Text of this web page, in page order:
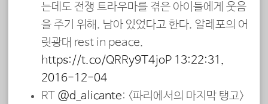
는데도 전쟁 트라우마를 겪은 아이들에게 웃음
을 주기 위해. 남아 있었다고 한다. 알레포의 어
릿광대 rest in peace.
https://t.co/QRRy9T4joP 13:22:31,
2016-12-04
RT @d_alicante: <파리에서의 마지막 탱고>